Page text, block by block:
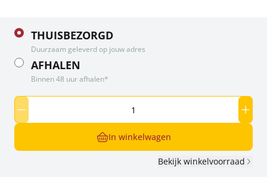
THUISBEZORGD
Duurzaam geleverd op jouw adres
AFHALEN
Binnen 48 uur afhalen*
In winkelwagen
Bekijk winkelvoorraad